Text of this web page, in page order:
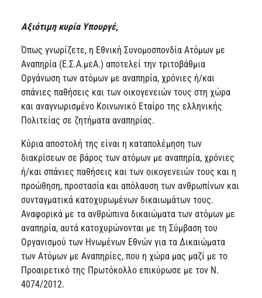
Αξιότιμη κυρία Υπουργέ,
Όπως γνωρίζετε, η Εθνική Συνομοσπονδία Ατόμων με
Αναπηρία (Ε.Σ.Α.μεΑ.) αποτελεί την τριτοβάθμια
Οργάνωση των ατόμων με αναπηρία, χρόνιες ή/και
σπάνιες παθήσεις και των οικογενειών τους στη χώρα
και αναγνωρισμένο Κοινωνικό Εταίρο της ελληνικής
Πολιτείας σε ζητήματα αναπηρίας.
Κύρια αποστολή της είναι η καταπολέμηση των
διακρίσεων σε βάρος των ατόμων με αναπηρία, χρόνιες
ή/και σπάνιες παθήσεις και των οικογενειών τους και η
προώθηση, προστασία και απόλαυση των ανθρωπίνων και
συνταγματικά κατοχυρωμένων δικαιωμάτων τους.
Αναφορικά με τα ανθρώπινα δικαιώματα των ατόμων με
αναπηρία, αυτά κατοχυρώνονται με τη Σύμβαση του
Οργανισμού των Ηνωμένων Εθνών για τα Δικαιώματα
των Ατόμων με Αναπηρίες, που η χώρα μας μαζί με το
Προαιρετικό της Πρωτόκολλο επικύρωσε με τον Ν.
4074/2012.